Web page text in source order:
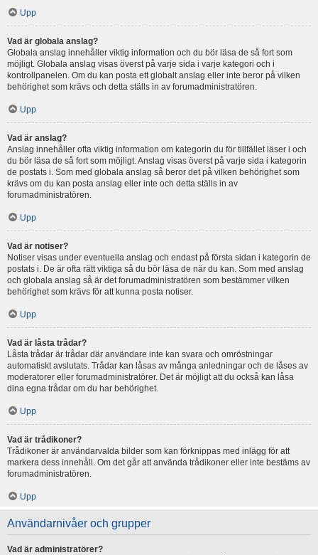
Upp
Vad är globala anslag?
Globala anslag innehåller viktig information och du bör läsa de så fort som
möjligt. Globala anslag visas överst på varje sida i varje kategori och i
kontrollpanelen. Om du kan posta ett globalt anslag eller inte beror på vilken
behörighet som krävs och detta ställs in av forumadministratören.
Upp
Vad är anslag?
Anslag innehåller ofta viktig information om kategorin du för tillfället läser i och
du bör läsa de så fort som möjligt. Anslag visas överst på varje sida i kategorin
de postats i. Som med globala anslag så beror det på vilken behörighet som
krävs om du kan posta anslag eller inte och detta ställs in av
forumadministratören.
Upp
Vad är notiser?
Notiser visas under eventuella anslag och endast på första sidan i kategorin de
postats i. De är ofta rätt viktiga så du bör läsa de när du kan. Som med anslag
och globala anslag så är det forumadministratören som bestämmer vilken
behörighet som krävs för att kunna posta notiser.
Upp
Vad är låsta trådar?
Låsta trådar är trådar där användare inte kan svara och omröstningar
automatiskt avslutats. Trådar kan låsas av många anledningar och de låses av
moderatorer eller forumadministratörer. Det är möjligt att du också kan låsa
dina egna trådar om du har behörighet.
Upp
Vad är trådikoner?
Trådikoner är användarvalda bilder som kan förknippas med inlägg för att
markera dess innehåll. Om det går att använda trådikoner eller inte bestäms av
forumadministratören.
Upp
Användarnivåer och grupper
Vad är administratörer?